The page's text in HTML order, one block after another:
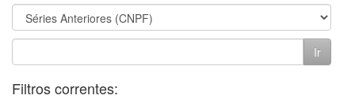
Filtros correntes: